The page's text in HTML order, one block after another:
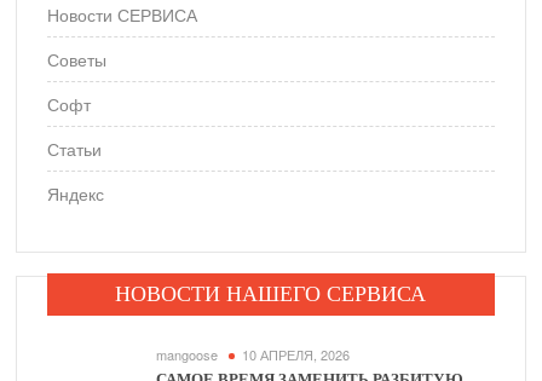
Новости СЕРВИСА
Советы
Софт
Статьи
Яндекс
НОВОСТИ НАШЕГО СЕРВИСА
mangoose 10 АПРЕЛЯ, 2026